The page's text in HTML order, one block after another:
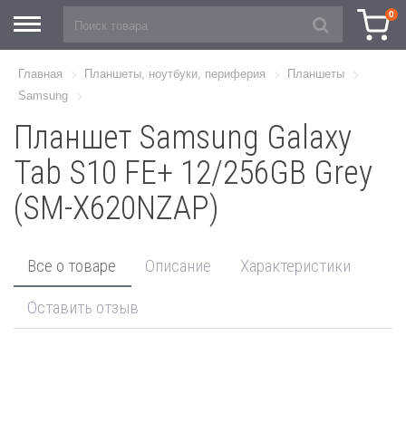
0
Главная Планшеты, ноутбуки, периферия
Планшеты
Samsung
Планшет Samsung Galaxy
Tab S10 FE+ 12/256GB Grey
(SM-X620NZAP)
Все о товаре Описание
Характеристики
Оставить отзыв